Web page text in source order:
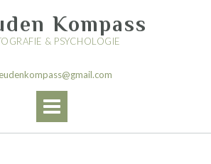
Kompass
& PSYCHOLOGIE